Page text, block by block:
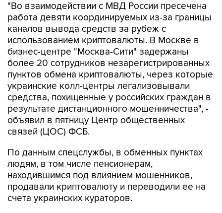
"Во взаимодействии с МВД России пресечена
работа девяти координируемых из-за границы
каналов вывода средств за рубеж с
использованием криптовалюты. В Москве в
бизнес-центре "Москва-Сити" задержаны
более 20 сотрудников незарегистрированных
пунктов обмена криптовалюты, через которые
украинские колл-центры легализовывали
средства, похищенные у российских граждан в
результате дистанционного мошенничества", -
объявил в пятницу Центр общественных
связей (ЦОС) ФСБ.
По данным спецслужбы, в обменных пунктах
людям, в том числе пенсионерам,
находившимся под влиянием мошенников,
продавали криптовалюту и переводили ее на
счета украинских кураторов.